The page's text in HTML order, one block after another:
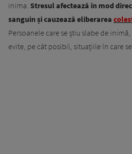
inima. Stresul afectează în mod
sanguin și cauzează eliberarea
Persoanele care se știu slabe de
evite, pe cât posibil, situațiile în care